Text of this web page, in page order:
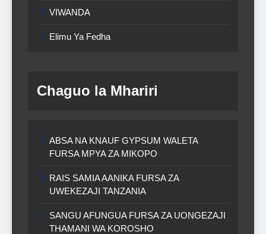
VIWANDA
Elimu Ya Fedha
Chaguo la Mhariri
ABSA NA KNAUF GYPSUM WALETA
FURSA MPYA ZA MIKOPO
RAIS SAMIA AANIKA FURSA ZA
UWEKEZAJI TANZANIA
SANGU AFUNGUA FURSA ZA UONGEZAJI
THAMANI WA KOROSHO